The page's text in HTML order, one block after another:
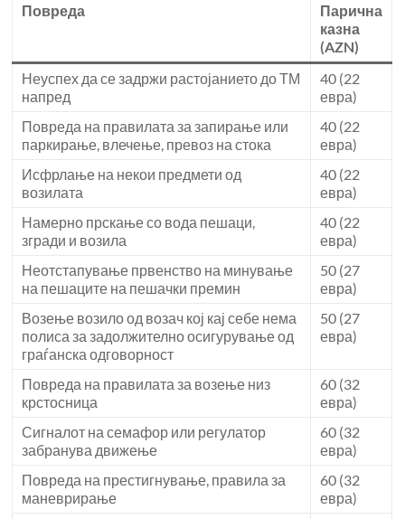
Повреда
Парична
казна
(AZN)
Неуспех да се задржи растојанието до ТМ
напред
40 (22
евра)
Повреда на правилата за запирање или
паркирање, влечење, превоз на стока
40 (22
евра)
Исфрлање на некои предмети од
возилата
40 (22
евра)
Намерно прскање со вода пешаци,
згради и возила
40 (22
евра)
Неотстапување првенство на минување
на пешаците на пешачки премин
50 (27
евра)
Возење возило од возач кој кај себе нема
полиса за задолжително осигурување од
граѓанска одговорност
50 (27
евра)
Повреда на правилата за возење низ
крстосница
60 (32
евра)
Сигналот на семафор или регулатор
забранува движење
60 (32
евра)
Повреда на престигнување, правила за
маневрирање
60 (32
евра)